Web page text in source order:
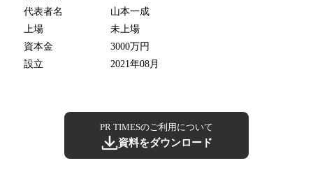
代表者名
山本一成
上場
未上場
資本金
3000万円
設立
2021年08月
PR TIMESのご利用について
資料をダウンロード